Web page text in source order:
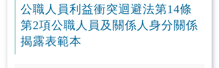
公職人員利益衝突迴避法第14條
第2項公職人員及關係人身分關係
揭露表範本